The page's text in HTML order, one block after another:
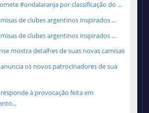
#ondalaranja por classificação do ...
de clubes argentinos inspirados ...
de clubes argentinos inspirados ...
mostra detalhes de suas novas camisas
os novos patrocinadores de sua
à provocação feita em